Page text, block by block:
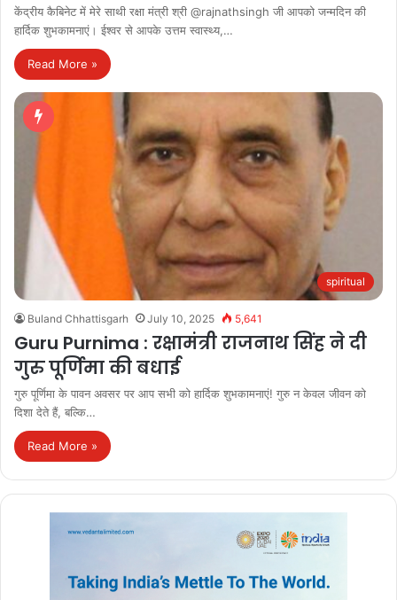
केंद्रीय कैबिनेट में मेरे साथी रक्षा मंत्री श्री @rajnathsingh जी आपको जन्मदिन की
हार्दिक शुभकामनाएं। ईश्वर से आपके उत्तम स्वास्थ्य,…
Read More »
spiritual
Buland Chhattisgarh July 10, 2025 5,641
Guru Purnima : रक्षामंत्री राजनाथ सिंह ने दी
गुरु पूर्णिमा की बधाई
गुरु पूर्णिमा के पावन अवसर पर आप सभी को हार्दिक शुभकामनाएं! गुरु न केवल जीवन को
दिशा देते हैं, बल्कि…
Read More »